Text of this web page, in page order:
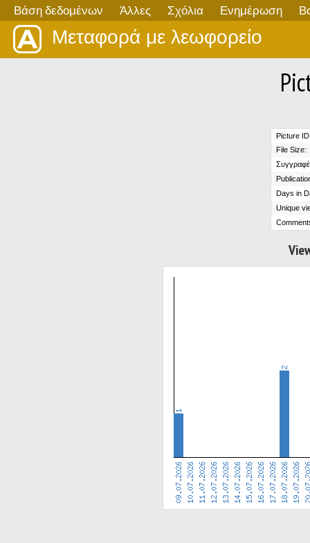
Βάση δεδομένων Άλλες Σχόλια Ενημέρωση
Μεταφορά με λεωφορείο
Picture
File Size:
Days in
Unique